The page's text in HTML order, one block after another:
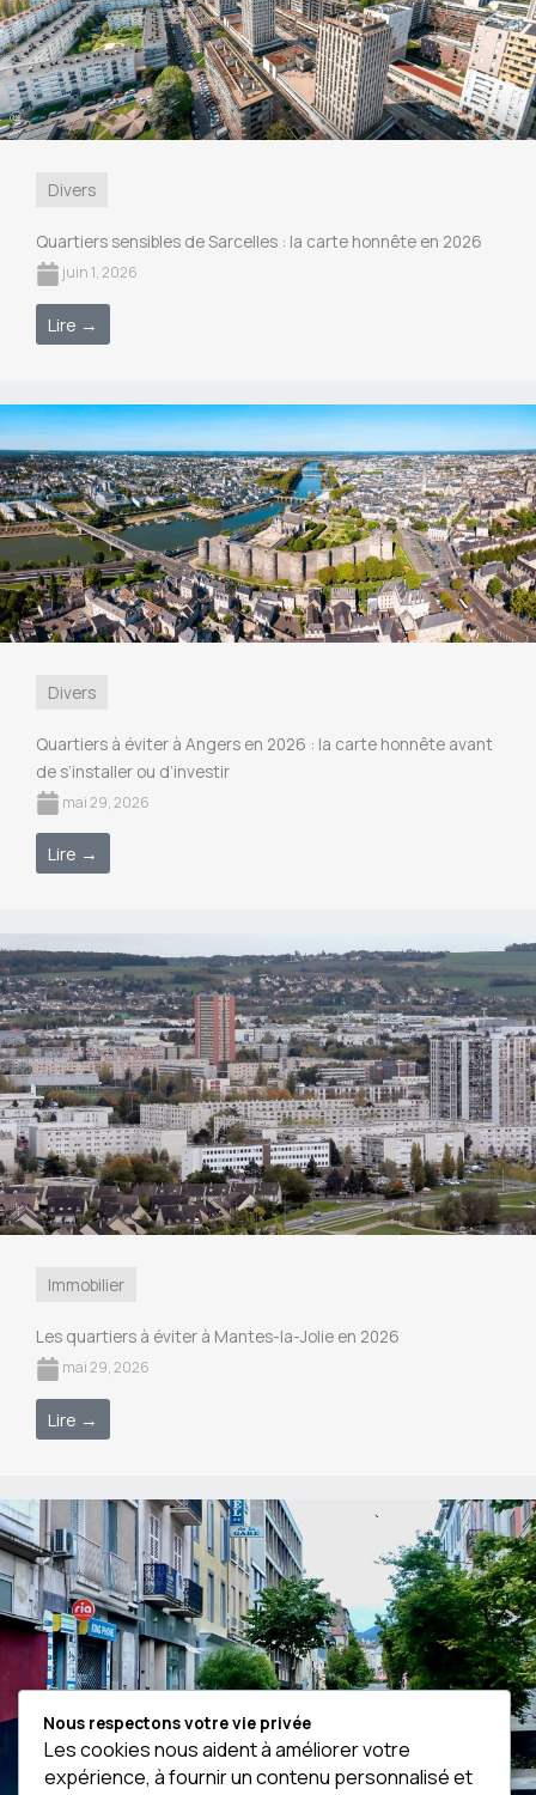
Divers
Quartiers sensibles de Sarcelles : la carte honnête en 2026
juin 1, 2026
Lire →
Divers
Quartiers à éviter à Angers en 2026 : la carte honnête avant
de s’installer ou d’investir
mai 29, 2026
Lire →
Immobilier
Les quartiers à éviter à Mantes-la-Jolie en 2026
mai 29, 2026
Lire →
Nous respectons votre vie privée
Les cookies nous aident à améliorer votre
expérience, à fournir un contenu personnalisé et